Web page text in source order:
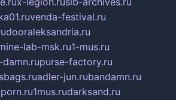
venda-festival.ru
dooraleksandria.ru
lab-msk.ru1-mus.ru
damn.rupurse-factory.ru
adler-jun.rubandamn.ru
1mus.rudarksand.ru